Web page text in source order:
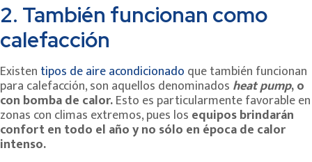
2. También funcionan como
calefacción
Existen tipos de aire acondicionado que también funcionan
para calefacción, son aquellos denominados heat pump, o
con bomba de calor.Esto es particularmente favorable en
zonas con climas extremos, pues los equipos brindarán
confort en todo el año y no sólo en época de calor
intenso.